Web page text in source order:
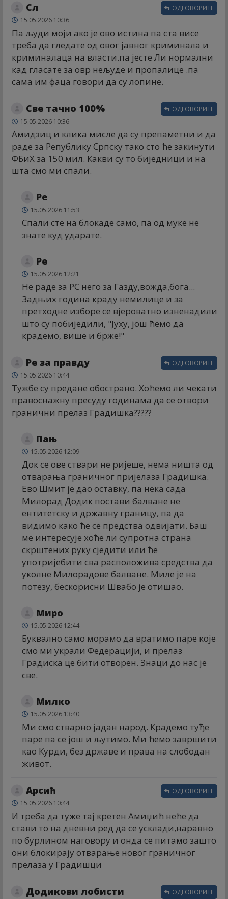
Сл
15.05.2026 10:36
Па људи моји ако је ово истина па ста висе
треба да гледате од овог јавног криминала и
криминалаца на власти.па јесте Ли нормални
кад гласате за овр нељуде и пропалице .па
сама им фаца говори да су лопине.
ОДГОВОРИТЕ
Све тачно 100%
15.05.2026 10:36
Амидзиц и клика мисле да су препаметни и да
раде за Републику Српску тако сто ће закинути
ФБиХ за 150 мил. Какви су то биједници и на
шта смо ми спали.
ОДГОВОРИТЕ
Ре
15.05.2026 11:53
Спали сте на блокаде само, па од муке не
знате куд ударате.
Ре
15.05.2026 12:21
Не раде за РС него за Газду,вожда,бога...
Задњих година краду немилице и за
претходне изборе се вјероватно изненадили
што су побиједили, "Јуху, још ћемо да
крадемо, више и брже!"
Ре за правду
15.05.2026 10:44
Тужбе су предане обострано. Хоћемо ли чекати
правоснажну пресуду годинама да се отвори
гранични прелаз Градишка?????
ОДГОВОРИТЕ
Пањ
15.05.2026 12:09
Док се ове ствари не ријеше, нема ништа од
отварања граничног пријелаза Градишка.
Ево Шмит је дао оставку, па нека сада
Милорад Додик постави балване не
ентитетску и државну границу, па да
видимо како ће се предства одвијати. Баш
ме интересује хоће ли супротна страна
скрштених руку сједити или ће
употријебити сва расположива средства да
уколне Милорадове балване. Миле је на
потезу, бескорисни Швабо је отишао.
Миро
15.05.2026 12:44
Буквално само морамо да вратимо паре које
смо ми украли Федерацији, и прелаз
Градиска це бити отворен. Знаци до нас је
све.
Милко
15.05.2026 13:40
Ми смо стварно јадан народ. Крадемо туђе
паре па се још и љутимо. Ми ћемо завршити
као Курди, без државе и права на слободан
живот.
Арсић
15.05.2026 10:44
И треба да туже тај кретен Амиџић неће да
стави то на дневни ред да се усклади,наравно
по бурлином наговору и онда се питамо зашто
они блокирају отварање новог граничног
прелаза у Градишци
ОДГОВОРИТЕ
Додикови лобисти ОДГОВОРИТЕ